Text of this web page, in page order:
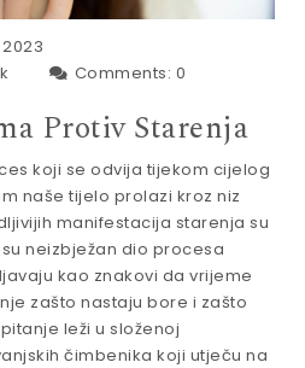
Comments: 0
Protiv Starenja
koji se odvija tijekom cijelog
naše tijelo prolazi kroz niz
manifestacija starenja su
neizbježan dio procesa
kao znakovi da vrijeme
zašto nastaju bore i zašto
leži u složenoj
čimbenika koji utječu na